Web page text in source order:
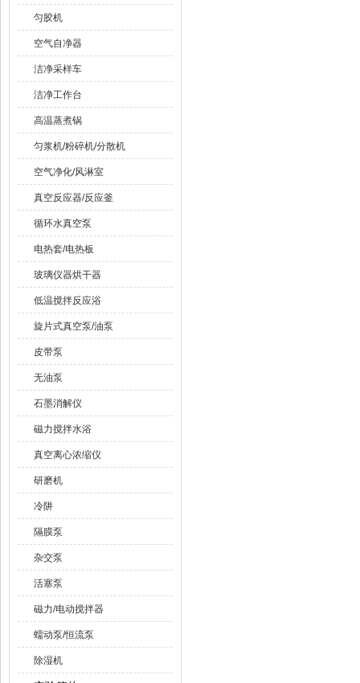
匀胶机
空气自净器
洁净采样车
洁净工作台
高温蒸煮锅
匀浆机/粉碎机/分散机
空气净化/风淋室
真空反应器/反应釜
循环水真空泵
电热套/电热板
玻璃仪器烘干器
低温搅拌反应浴
旋片式真空泵/油泵
皮带泵
无油泵
石墨消解仪
磁力搅拌水浴
真空离心浓缩仪
研磨机
冷阱
隔膜泵
杂交泵
活塞泵
磁力/电动搅拌器
蠕动泵/恒流泵
除湿机